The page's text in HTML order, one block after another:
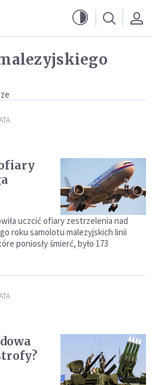
uczcić ofiary zestrzelenia nad
roku samolotu malezyjskich linii
poniosły śmierć, było 173